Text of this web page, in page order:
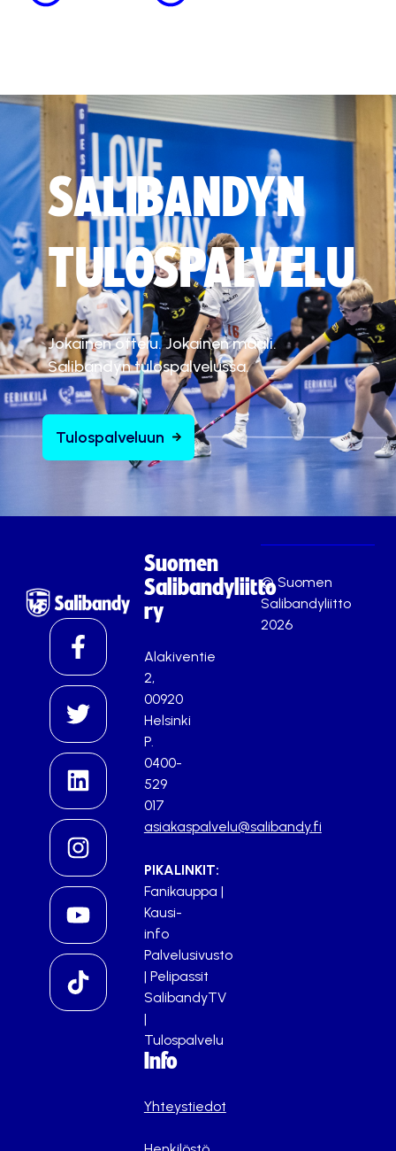
SALIBANDYN
TULOSPALVELU
Jokainen ottelu. Jokainen maali.
Salibandyn tulospalvelussa.
Tulospalveluun
Suomen
Salibandyliitto
ry
Alakiventie
2,
00920
Helsinki
P.
0400-
529
017
asiakaspalvelu@salibandy.fi
PIKALINKIT:
Fanikauppa |
Kausi-
info
Palvelusivusto
| Pelipassit
SalibandyTV
|
Tulospalvelu
Info
Yhteystiedot
© Suomen
Salibandyliitto
2026